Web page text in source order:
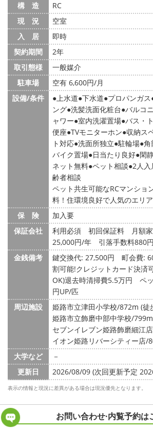
構 造
RC
現 況
空室
入 居
即時
契約期間
2年
取引態様
一般媒介
駐車場
空有 6,600円/月
設備/条件
上水道 下水道 プロパンガス
ング 洗髪洗面化粧台 バルコ
ャワー 室内洗濯置場 バス・
便座 TVモニターホン 収納ス
ト対応 洗面所独立 駐輪場 角
バイク置場 日当たり良好 閑
ネット無料 ペット相談 2人入
齢者相談
ペット共生可能なRCマンショ
料！住環境良好で人気のエリ
保 険
加入要
保証会社
利用必須 初回保証料 月額
25,000円/年 引落手数料880
金銭備考
鍵交換代: 27,500円 町会費:
割可能!クレジットカード決済
OK)退去時清掃費5.5万円 ペ
円UP/匹
周辺施設
姫路市立津田小学校/872m (徒
姫路市立飾磨中部中学校/
セブンイレブン姫路飾磨細江
イオン姫路リバーシティー店/
大学など
－
更新日
2026/08/09 (次回更新予定
表示の情報と現況に差異がある場合は現況優先となります。
お問い合わせ·内覧予約は